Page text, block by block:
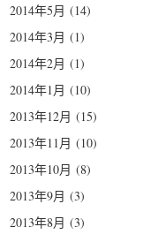
2014年5月 (14)
2014年3月 (1)
2014年2月 (1)
2014年1月 (10)
2013年12月 (15)
2013年11月 (10)
2013年10月 (8)
2013年9月 (3)
2013年8月 (3)